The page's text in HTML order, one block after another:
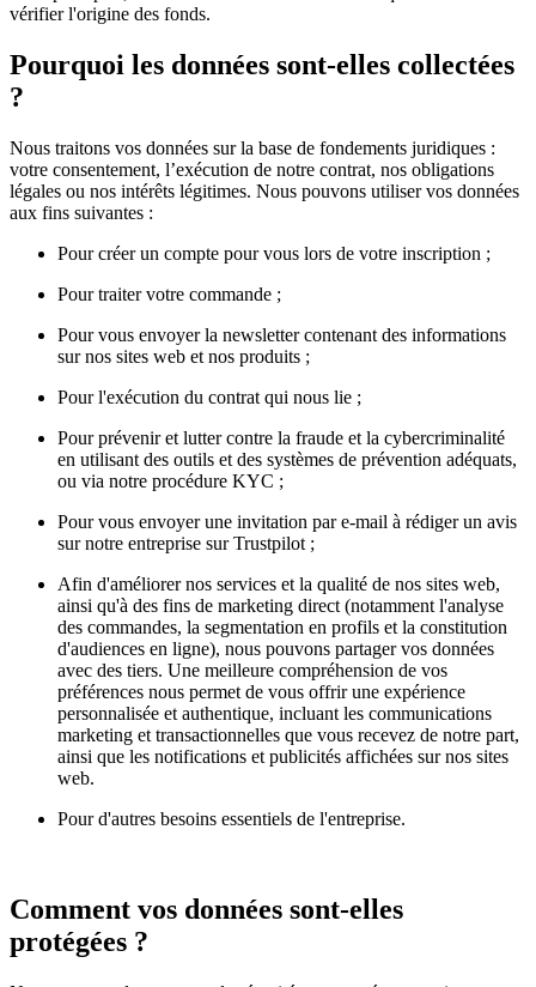
vérifier l'origine des fonds.
Pourquoi les données sont-elles collectées
?
Nous traitons vos données sur la base de fondements juridiques :
votre consentement, l’exécution de notre contrat, nos obligations
légales ou nos intérêts légitimes. Nous pouvons utiliser vos données
aux fins suivantes :
Pour créer un compte pour vous lors de votre inscription ;
Pour traiter votre commande ;
Pour vous envoyer la newsletter contenant des informations
sur nos sites web et nos produits ;
Pour l'exécution du contrat qui nous lie ;
Pour prévenir et lutter contre la fraude et la cybercriminalité
en utilisant des outils et des systèmes de prévention adéquats,
ou via notre procédure KYC ;
Pour vous envoyer une invitation par e-mail à rédiger un avis
sur notre entreprise sur Trustpilot ;
Afin d'améliorer nos services et la qualité de nos sites web,
ainsi qu'à des fins de marketing direct (notamment l'analyse
des commandes, la segmentation en profils et la constitution
d'audiences en ligne), nous pouvons partager vos données
avec des tiers. Une meilleure compréhension de vos
préférences nous permet de vous offrir une expérience
personnalisée et authentique, incluant les communications
marketing et transactionnelles que vous recevez de notre part,
ainsi que les notifications et publicités affichées sur nos sites
web.
Pour d'autres besoins essentiels de l'entreprise.
Comment vos données sont-elles
protégées ?